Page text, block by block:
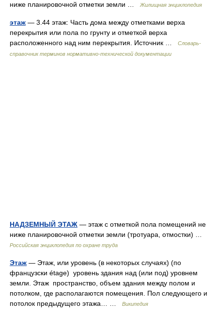
ниже планировочной отметки земли …
Жилищная энциклопедия
этаж — 3.44 этаж: Часть дома между отметками верха
перекрытия или пола по грунту и отметкой верха
расположенного над ним перекрытия. Источник …
Словарь-
справочник терминов нормативно-технической документации
НАДЗЕМНЫЙ ЭТАЖ — этаж с отметкой пола помещений не
ниже планировочной отметки земли (тротуара, отмостки) …
Российская энциклопедия по охране труда
Этаж — Этаж, или уровень (в некоторых случаях) (по
французски étage) уровень здания над (или под) уровнем
земли. Этаж пространство, объем здания между полом и
потолком, где располагаются помещения. Пол следующего и
потолок предыдущего этажа… …
Википедия